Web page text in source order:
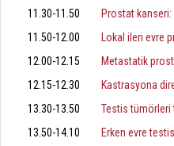
11.30-11.50
Prostat
11.50-12.00
Lokal ileri evre
12.00-12.15
Metastatik
12.15-12.30
Kastrasyona
13.30-13.50
Testis tümörleri
13.50-14.10
Erken evre